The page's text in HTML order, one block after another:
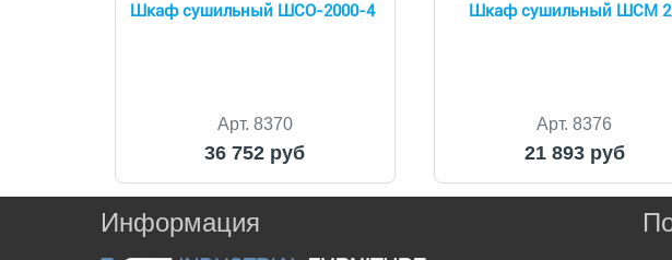
Шкаф сушильный ШСО-2000-4
Арт. 8370
36 752 руб
Шкаф сушильный ШСМ
Арт. 8376
21 893 руб
Информация